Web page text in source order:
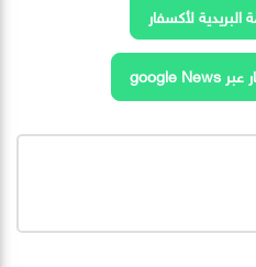
البريدية لأكسفار